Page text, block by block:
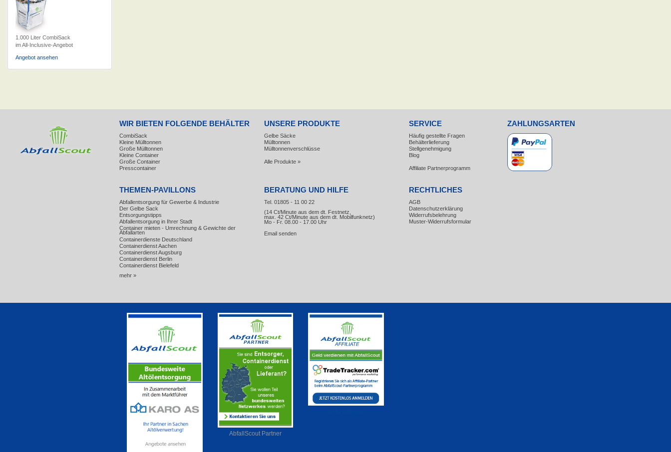
1.000 Liter CombiSack
im All-Inclusive-Angebot
Angebot ansehen
WIR BIETEN FOLGENDE BEHÄLTER
CombiSack
Kleine Mülltonnen
Große Mülltonnen
Kleine Container
Große Container
Presscontainer
UNSERE PRODUKTE
Gelbe Säcke
Mülltonnen
Mülltonnenverschlüsse
Alle Produkte »
SERVICE
Häufig gestellte Fragen
Behälterlieferung
Stellgenehmigung
Blog
Affiliate Partnerprogramm
ZAHLUNGSARTEN
THEMEN-PAVILLONS
Abfallentsorgung für Gewerbe & Industrie
Der Gelbe Sack
Entsorgungstipps
Abfallentsorgung in Ihrer Stadt
Container mieten - Umrechnung & Gewichte der
Abfallarten
Containerdienste Deutschland
Containerdienst Aachen
Containerdienst Augsburg
Containerdienst Berlin
Containerdienst Bielefeld
mehr »
BERATUNG UND HILFE
Tel. 01805 - 11 00 22
(14 Ct/Minute aus dem dt. Festnetz,
max. 42 Ct/Minute aus dem dt. Mobilfunknetz)
Mo - Fr. 08.00 - 17.00 Uhr
Email senden
RECHTLICHES
AGB
Datenschutzerklärung
Widerrufsbelehrung
Muster-Widerrufsformular
AbfallScout Partner